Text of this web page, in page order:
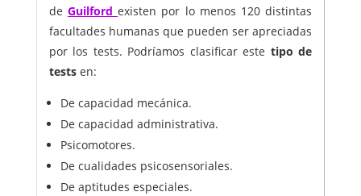
de Guilford existen por lo menos 120 distintas
facultades humanas que pueden ser apreciadas
por los tests. Podríamos clasificar este tipo de
testsen:
De capacidad mecánica.
De capacidad administrativa.
Psicomotores.
De cualidades psicosensoriales.
De aptitudes especiales.